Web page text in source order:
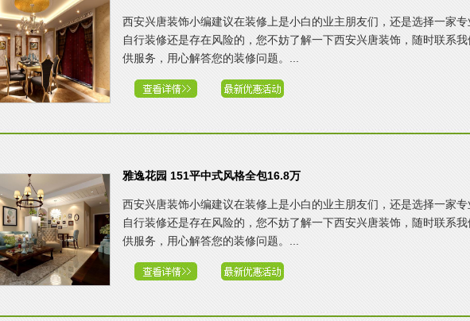
西安兴唐装饰小编建议在装修上是小白的业主朋友们，还是选择一家专
自行装修还是存在风险的，您不妨了解一下西安兴唐装饰，随时联系
供服务，用心解答您的装修问题。...
雅逸花园 151平中式风格全包16.8万
西安兴唐装饰小编建议在装修上是小白的业主朋友们，还是选择一家专
自行装修还是存在风险的，您不妨了解一下西安兴唐装饰，随时联系
供服务，用心解答您的装修问题。...